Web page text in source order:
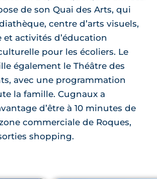
de son Quai des Arts, qui
centre d’arts visuels,
et activités d’éducation
pour les écoliers. Le
également le Théâtre des
avec une programmation
la famille. Cugnaux a
d’être à 10 minutes de
commerciale de Roques,
shopping.